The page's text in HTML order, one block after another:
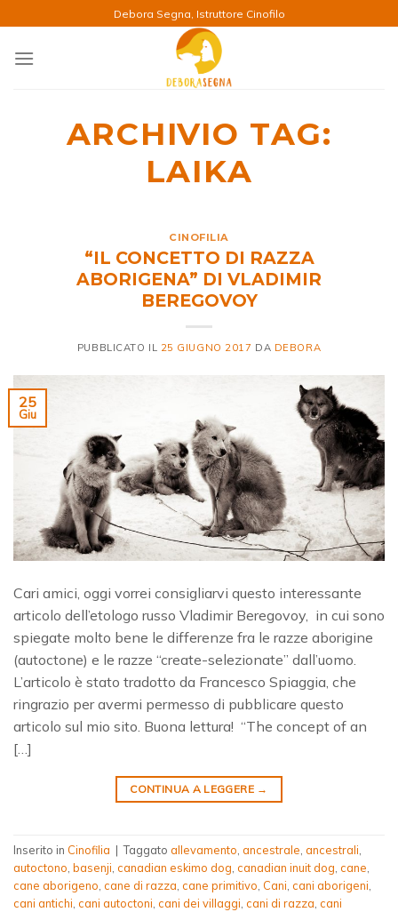
ai
contenuti
Debora Segna, Istruttore Cinofilo
ARCHIVIO TAG:
LAIKA
CINOFILIA
“IL CONCETTO DI RAZZA
ABORIGENA” DI VLADIMIR
BEREGOVOY
PUBBLICATO IL 25 GIUGNO 2017 DA DEBORA
25
Giu
Cari amici, oggi vorrei consigliarvi questo interessante
articolo dell’etologo russo Vladimir Beregovoy, in cui sono
spiegate molto bene le differenze fra le razze aborigine
(autoctone) e le razze “create-selezionate” dall’uomo.
L’articolo è stato tradotto da Francesco Spiaggia, che
ringrazio per avermi permesso di pubblicare questo
articolo sul mio sito. Buona lettura! “The concept of an
[…]
CONTINUA A LEGGERE →
Inserito in Cinofilia | Taggato allevamento ancestrale ancestrali
autoctono basenji canadian eskimo dog canadian inuit dog cane
cane aborigeno cane di razza cane primitivo Cani cani aborigeni
cani antichi cani autoctoni cani dei villaggi cani di razza cani